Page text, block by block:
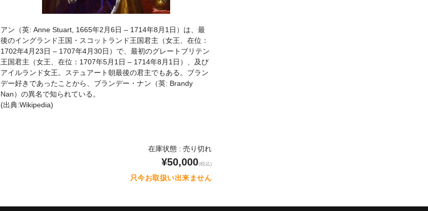
アン（英: Anne Stuart, 1665年2月6日 – 1714年8月1日）は、最
後のイングランド王国・スコットランド王国君主（女王、在位：
1702年4月23日 – 1707年4月30日）で、最初のグレートブリテン
王国君主（女王、在位：1707年5月1日 – 1714年8月1日）、及び
アイルランド女王。ステュアート朝最後の君主でもある。ブラン
デー好きであったことから、ブランデー・ナン（英: Brandy
Nan）の異名で知られている。
(出典:Wikipedia)
在庫状態 : 売り切れ
¥50,000(税込)
只今お取扱い出来ません